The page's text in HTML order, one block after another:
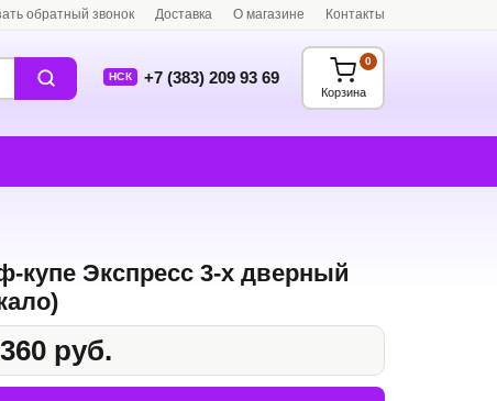
обратный звонок Доставка О магазине Контакты
НСК +7 (383) 209 93 69
Корзина
0
купе Экспресс 3-х дверный
руб.